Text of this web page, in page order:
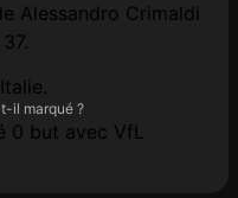
Alessandro Crimaldi
il marqué ?
0 but avec VfL